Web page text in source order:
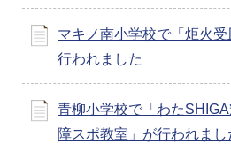
マキノ南小学校で「炬火
行われました
青柳小学校で「わたSHIGA
障スポ教室」が行われまし